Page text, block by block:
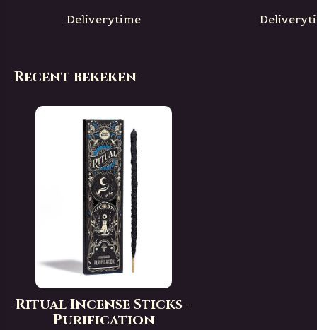
Deliverytime
Recent bekeken
Ritual Incense Sticks -
Purification